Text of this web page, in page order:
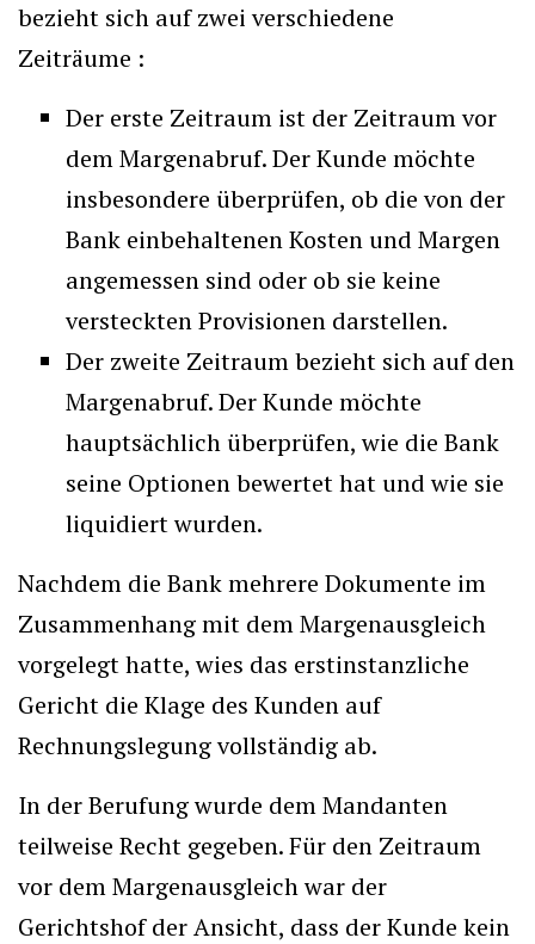
bezieht sich auf zwei verschiedene
Zeiträume :
Der erste Zeitraum ist der Zeitraum vor
dem Margenabruf. Der Kunde möchte
insbesondere überprüfen, ob die von der
Bank einbehaltenen Kosten und Margen
angemessen sind oder ob sie keine
versteckten Provisionen darstellen.
Der zweite Zeitraum bezieht sich auf den
Margenabruf. Der Kunde möchte
hauptsächlich überprüfen, wie die Bank
seine Optionen bewertet hat und wie sie
liquidiert wurden.
Nachdem die Bank mehrere Dokumente im
Zusammenhang mit dem Margenausgleich
vorgelegt hatte, wies das erstinstanzliche
Gericht die Klage des Kunden auf
Rechnungslegung vollständig ab.
In der Berufung wurde dem Mandanten
teilweise Recht gegeben. Für den Zeitraum
vor dem Margenausgleich war der
Gerichtshof der Ansicht, dass der Kunde kein